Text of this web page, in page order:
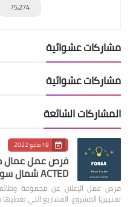
75,274
مشاركات عشوائية
مشاركات عشوائية
المشاركات الشائعة
19 مايو 2022
فرص عمل عمال
ACTED شمال سوريا
فرص عمل الإعلان عن مجموعة
تقنيين) المشروع: المشاريع التي